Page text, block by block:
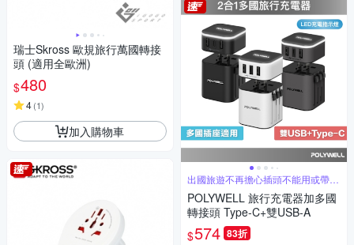
瑞士Skross 歐規旅行萬國轉接
頭 (適用全歐洲)
$480
4(1)
加入購物車
出國旅遊不再擔心插頭不能用或帶錯
轉接器
POLYWELL 旅行充電器加多國
轉接頭 Type-C+雙USB-A
$574 83折